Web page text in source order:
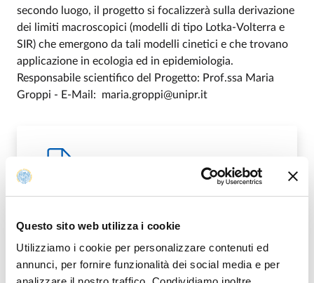
Questo sito web utilizza i cookie
Utilizziamo i cookie per personalizzare contenuti ed
annunci, per fornire funzionalità dei social media e per
secondo luogo, il progetto si focalizzerà sulla derivazione
dei limiti macroscopici (modelli di tipo Lotka-Volterra e
SIR) che emergono da tali modelli cinetici e che trovano
applicazione in ecologia ed in epidemiologia.
Responsabile scientifico del Progetto: Prof.ssa Maria
Groppi - E-Mail: maria.groppi@unipr.it
PDF
ALLEGATO 1 DOMANDA DI
PARTECIPAZIONE AL BANDO SMFI-BR-
12/2025 (VERSIONE PDF)